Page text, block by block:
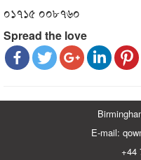
০১৭১৫ ০০৮৭৬০
Spread the love
E-mail:
+44